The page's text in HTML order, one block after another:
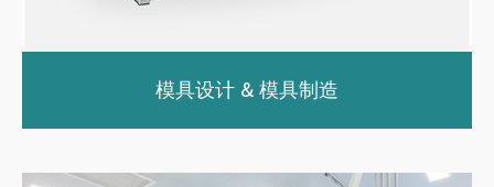
模具设计 & 模具制造